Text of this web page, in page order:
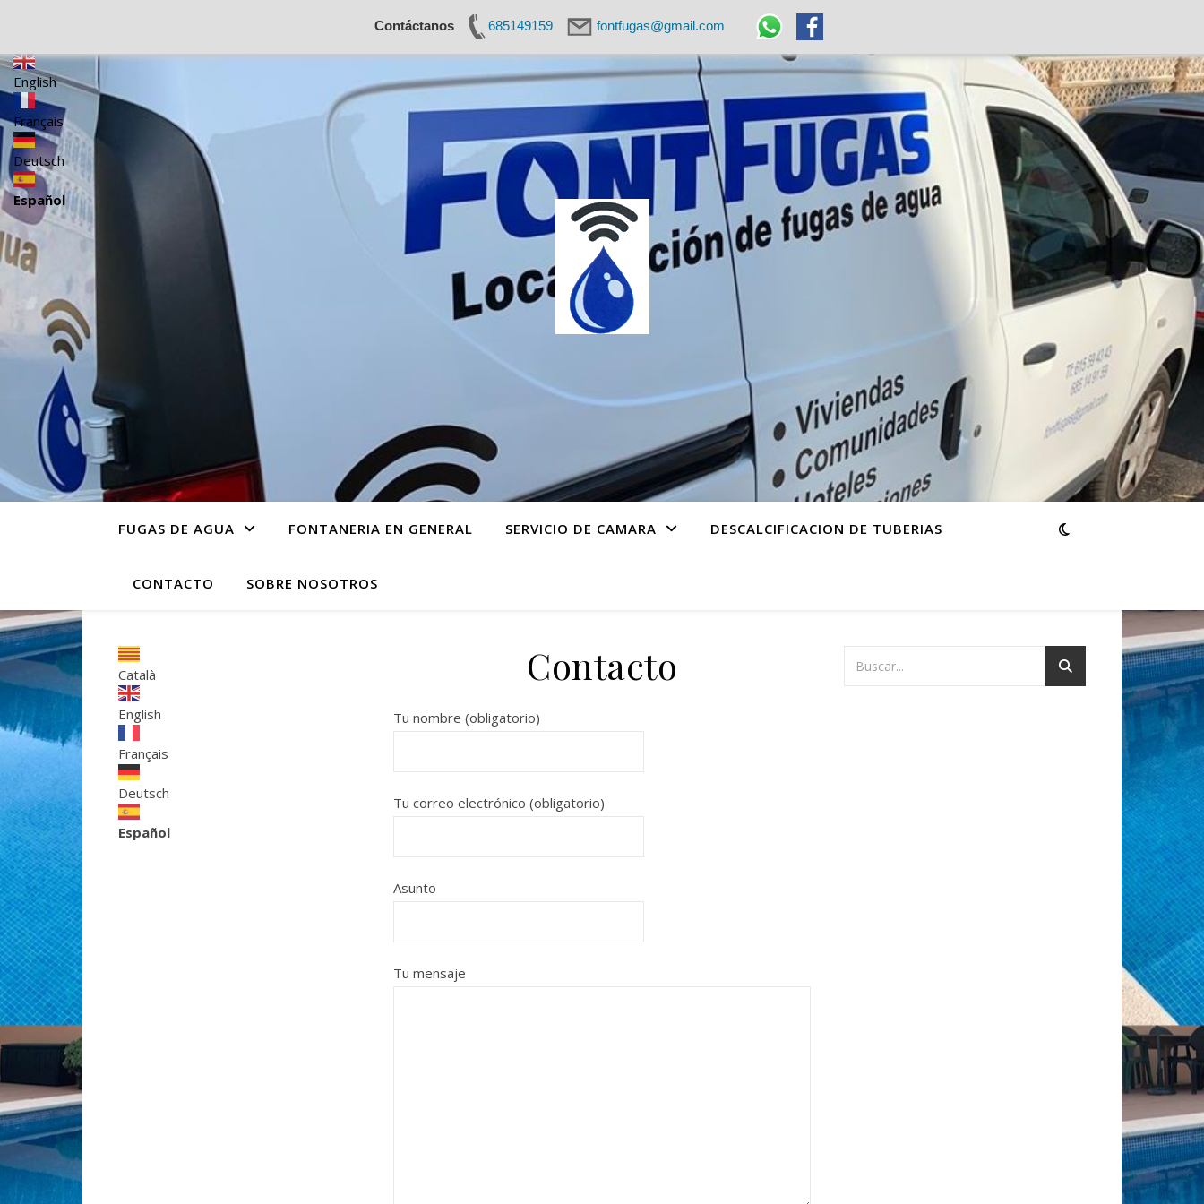
Contáctanos 685149159 fontfugas@gmail.com
FUGAS DE AGUA FONTANERIA EN GENERAL SERVICIO DE CAMARA DESCALCIFICACION DE TUBERIAS
CONTACTO SOBRE NOSOTROS
Català
English
Français
Deutsch
Español
Contacto
Tu nombre (obligatorio)
Tu correo electrónico (obligatorio)
Asunto
Tu mensaje
English
Français
Deutsch
Español